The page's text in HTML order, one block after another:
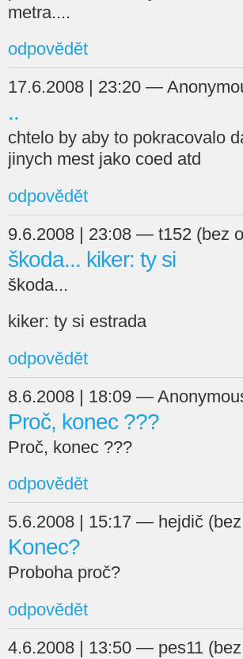
metra....
odpovědět
17.6.2008 | 23:20 —
..
chtelo by aby to pokracovalo
jinych mest jako coed atd
odpovědět
9.6.2008 | 23:08 — t152 (bez
škoda... kiker: ty si
škoda...
kiker: ty si estrada
odpovědět
8.6.2008 | 18:09 —
Proč, konec ???
Proč, konec ???
odpovědět
5.6.2008 | 15:17 — hejdič
Konec?
Proboha proč?
odpovědět
4.6.2008 | 13:50 — pes11